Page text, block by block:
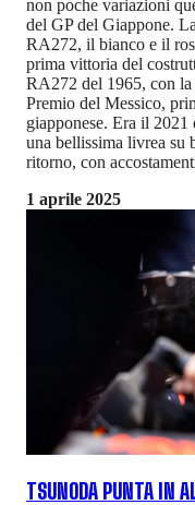
non poche variazioni
del GP del Giappone.
RA272, il bianco e il
prima vittoria del
RA272 del 1965, con
Premio del Messico,
giapponese. Era il
una bellissima livrea su
ritorno, con
1 aprile 2025
TSUNODA PUNTA IN